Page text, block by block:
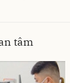
tâm